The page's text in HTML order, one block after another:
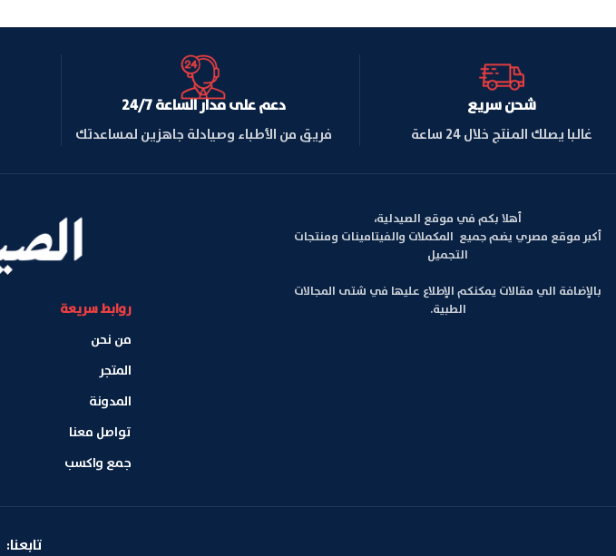
شحن سريع
غالبا يصلك المنتج خلال 24 ساعة
دعم على مدار الساعة 24/7
فريق من الأطباء وصيادلة جاهزين لمساعدتك
أهلا بكم في موقع الصيدلية،
أكبر موقع مصري يضم جميع المكملات والفيتامينات ومنتجات
التجميل
بالإضافة الي مقالات يمكنكم الإطلاع عليها في شتى المجالات
الطبية.
روابط سريعة
من نحن
المتجر
المدونة
تواصل معنا
جمع واكسب
تابعنا: